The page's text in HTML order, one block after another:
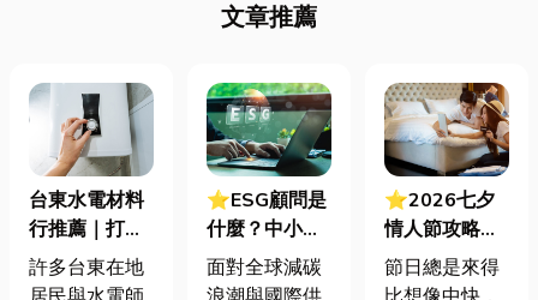
文章推薦
台東水電材料
行推薦｜打造
安全耐用的居
家環境
許多台東在地
⭐ESG顧問是
什麼？中小企
業挑選四大永
續顧問服務的
面對全球減碳
⭐2026七夕
情人節攻略！
七夕送什麼不
踩雷？限定甜
節日總是來得